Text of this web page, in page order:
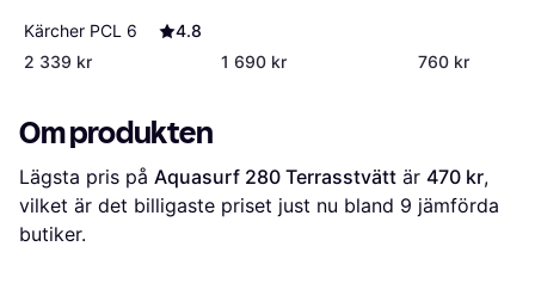
Kärcher PCL 6
4.8
2 339 kr
1 690 kr 760 kr
Om produkten
Lägsta pris på Aquasurf 280 Terrasstvätt är 470 kr,
vilket är det billigaste priset just nu bland 9 jämförda
butiker.